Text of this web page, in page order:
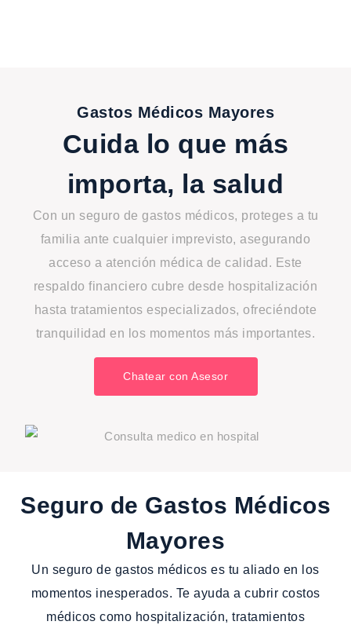
Gastos Médicos Mayores
Cuida lo que más
importa, la salud
Con un seguro de gastos médicos, proteges a tu
familia ante cualquier imprevisto, asegurando
acceso a atención médica de calidad. Este
respaldo financiero cubre desde hospitalización
hasta tratamientos especializados, ofreciéndote
tranquilidad en los momentos más importantes.
Chatear con Asesor
Seguro de Gastos Médicos
Mayores
Un seguro de gastos médicos es tu aliado en los
momentos inesperados. Te ayuda a cubrir costos
médicos como hospitalización, tratamientos